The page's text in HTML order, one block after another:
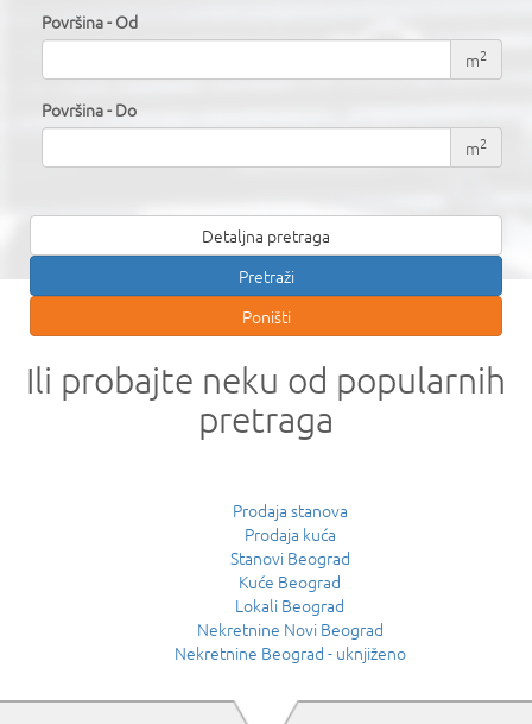
Površina - Od
m2
Površina - Do
m2
Detaljna pretraga
Ili probajte neku od popularnih
pretraga
Prodaja stanova
Prodaja kuća
Stanovi Beograd
Kuće Beograd
Lokali Beograd
Nekretnine Novi Beograd
Nekretnine Beograd - uknjiženo